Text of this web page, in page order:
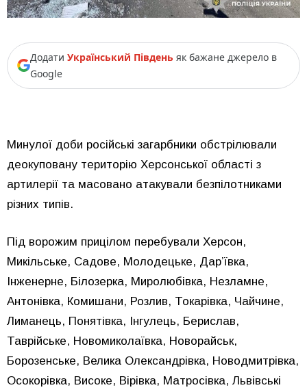
Додати Український Південь як бажане джерело в
Google
Минулої доби російські загарбники обстрілювали
деокуповану територію Херсонської області з
артилерії та масовано атакували безпілотниками
різних типів.
Під ворожим прицілом перебували Херсон,
Микільське, Садове, Молодецьке, Дар’ївка,
Інженерне, Білозерка, Миролюбівка, Незламне,
Антонівка, Комишани, Розлив, Токарівка, Чайчине,
Лиманець, Понятівка, Інгулець, Берислав,
Таврійське, Новомиколаївка, Новорайськ,
Борозенське, Велика Олександрівка, Новодмитрівка,
Осокорівка, Високе, Вірівка, Матросівка, Львівські